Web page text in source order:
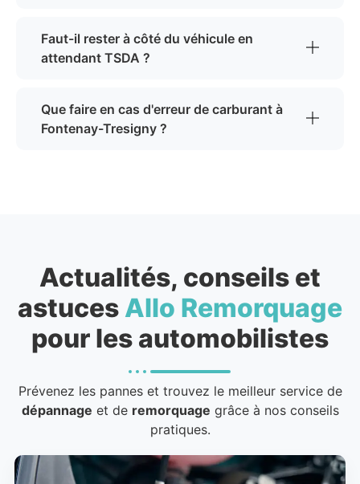
Faut-il rester à côté du véhicule en
attendant TSDA ?
Que faire en cas d'erreur de carburant à
Fontenay-Tresigny ?
Actualités, conseils et
astuces Allo Remorquage
pour les automobilistes
Prévenez les pannes et trouvez le meilleur service de
dépannage et de remorquage grâce à nos conseils
pratiques.